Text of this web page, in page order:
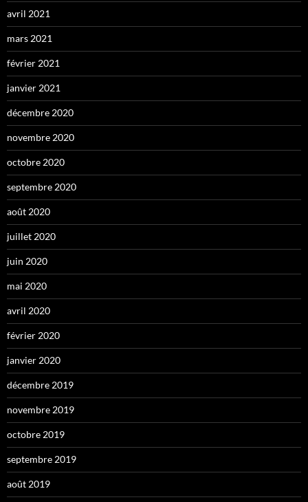
avril 2021
mars 2021
février 2021
janvier 2021
décembre 2020
novembre 2020
octobre 2020
septembre 2020
août 2020
juillet 2020
juin 2020
mai 2020
avril 2020
février 2020
janvier 2020
décembre 2019
novembre 2019
octobre 2019
septembre 2019
août 2019